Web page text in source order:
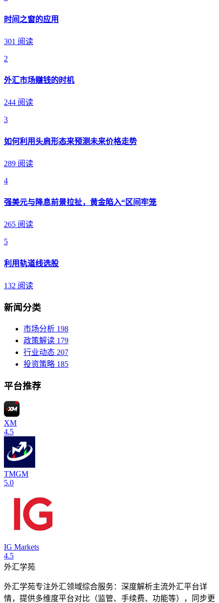
时间之窗的应用
301 阅读
2
外汇市场赚钱的时机
244 阅读
3
如何利用头肩形态来预测未来价格走势
289 阅读
4
强美元与降息前景拉扯，黄金陷入“区间牢笼
265 阅读
5
利用轨道线选股
132 阅读
新闻分类
市场分析 198
政策解读 179
行业动态 207
投资策略 185
平台推荐
XM
4.5
TMGM
5.0
IG Markets
4.5
外汇学苑
外汇学苑专注外汇领域综合服务：深度解析主流外汇平台详
情，提供多维度平台对比（监管、手续费、功能等），同步更